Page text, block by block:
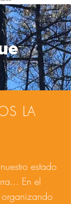
LA
estado
En el
organizando